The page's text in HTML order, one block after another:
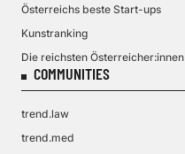
Österreichs beste Start-ups
Kunstranking
Die reichsten Österreicher:innen
COMMUNITIES
trend.law
trend.med